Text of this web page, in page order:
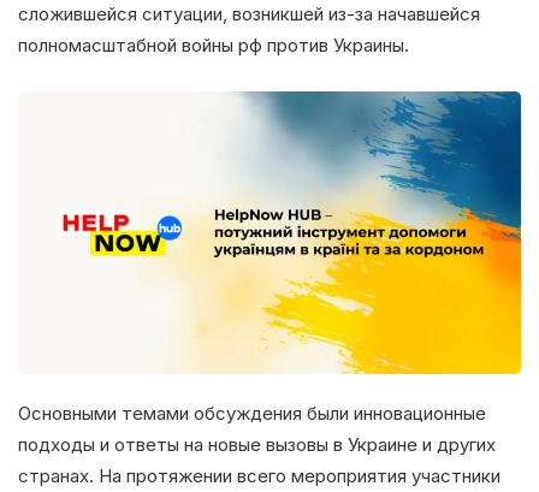
сложившейся ситуации, возникшей из-за начавшейся
полномасштабной войны рф против Украины.
Основными темами обсуждения были инновационные
подходы и ответы на новые вызовы в Украине и других
странах. На протяжении всего мероприятия участники